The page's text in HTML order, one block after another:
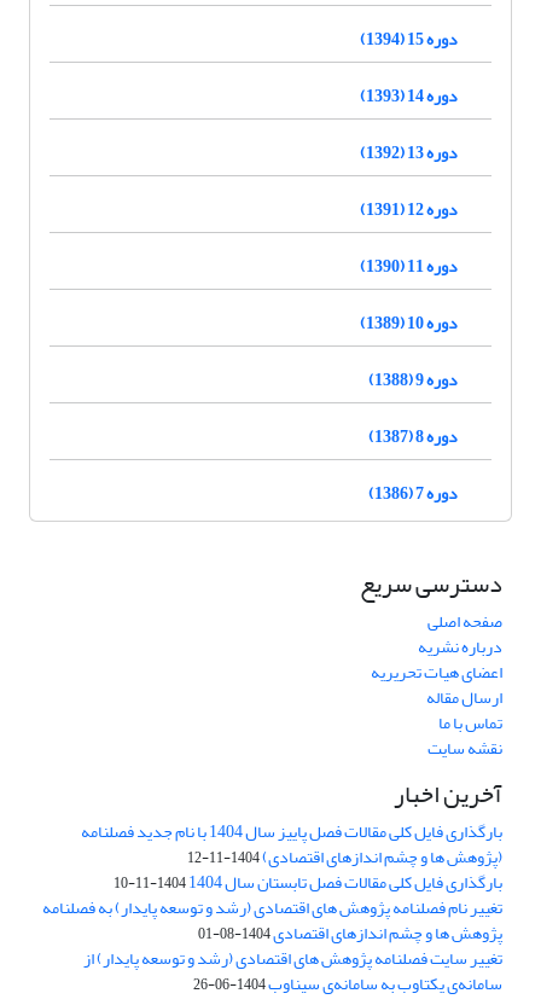
دوره 15 (1394)
دوره 14 (1393)
دوره 13 (1392)
دوره 12 (1391)
دوره 11 (1390)
دوره 10 (1389)
دوره 9 (1388)
دوره 8 (1387)
دوره 7 (1386)
دسترسی سریع
صفحه اصلی
درباره نشریه
اعضای هیات تحریریه
ارسال مقاله
تماس با ما
نقشه سایت
آخرین اخبار
بارگذاری فایل کلی مقالات فصل پاییز سال 1404 با نام جدید فصلنامه
(پژوهش ها و چشم اندازهای اقتصادی)1404-11-12
بارگذاری فایل کلی مقالات فصل تابستان سال 1404 1404-11-10
تغییر نام فصلنامه پژوهش های اقتصادی (رشد و توسعه پایدار) به فصلنامه
پژوهش ها و چشم اندازهای اقتصادی1404-08-01
تغییر سایت فصلنامه پژوهش های اقتصادی (رشد و توسعه پایدار) از
سامانه‌ی یکتاوب به سامانه‌ی سیناوب1404-06-26